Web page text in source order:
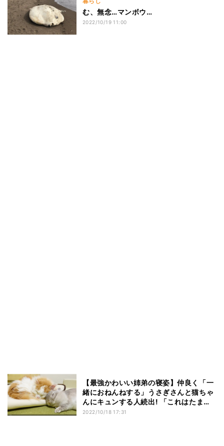
む、無念…マンボウ…
2022/10/19 11:00
【最強かわいい姉弟の寝姿】仲良く「一
緒におねんねする」うさぎさんと猫ちゃ
んにキュンする人続出! 「これはたまら
んであります」「ありがてぇ､ありがて
2022/10/18 17:31